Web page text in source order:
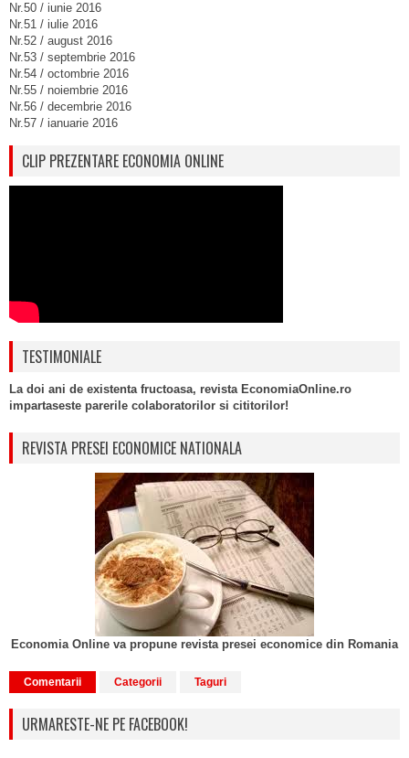
Nr.50 / iunie 2016
Nr.51 / iulie 2016
Nr.52 / august 2016
Nr.53 / septembrie 2016
Nr.54 / octombrie 2016
Nr.55 / noiembrie 2016
Nr.56 / decembrie 2016
Nr.57 / ianuarie 2016
CLIP PREZENTARE ECONOMIA ONLINE
TESTIMONIALE
La doi ani de existenta fructoasa, revista EconomiaOnline.ro
impartaseste parerile colaboratorilor si cititorilor!
REVISTA PRESEI ECONOMICE NATIONALA
Economia Online va propune revista presei economice din Romania
Comentarii Categorii Taguri
URMARESTE-NE PE FACEBOOK!